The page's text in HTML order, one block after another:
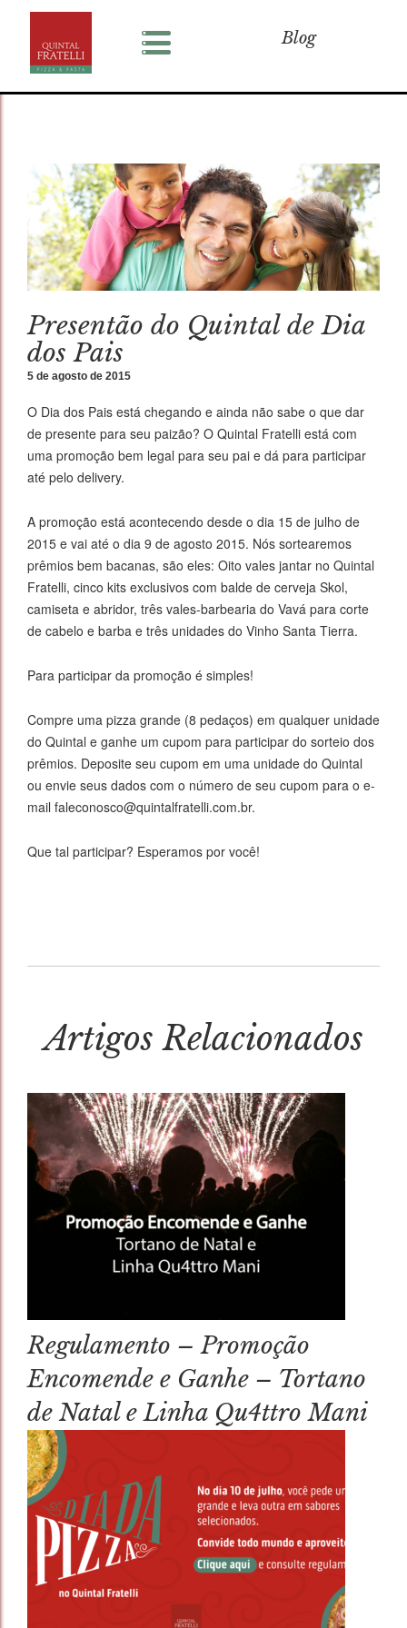
Blog
Presentão do Quintal de Dia
dos Pais
5 de agosto de 2015
O Dia dos Pais está chegando e ainda não sabe o que dar
de presente para seu paizão? O Quintal Fratelli está com
uma promoção bem legal para seu pai e dá para participar
até pelo delivery.
A promoção está acontecendo desde o dia 15 de julho de
2015 e vai até o dia 9 de agosto 2015. Nós sortearemos
prêmios bem bacanas, são eles: Oito vales jantar no Quintal
Fratelli, cinco kits exclusivos com balde de cerveja Skol,
camiseta e abridor, três vales-barbearia do Vavá para corte
de cabelo e barba e três unidades do Vinho Santa Tierra.
Para participar da promoção é simples!
Compre uma pizza grande (8 pedaços) em qualquer unidade
do Quintal e ganhe um cupom para participar do sorteio dos
prêmios. Deposite seu cupom em uma unidade do Quintal
ou envie seus dados com o número de seu cupom para o e-
mail faleconosco@quintalfratelli.com.br.
Que tal participar? Esperamos por você!
Artigos Relacionados
Regulamento – Promoção
Encomende e Ganhe – Tortano
de Natal e Linha Qu4ttro Mani